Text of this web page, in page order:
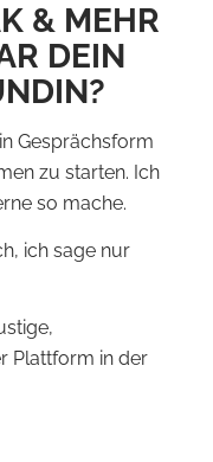
& MEHR
DEIN
Gesprächsform
zu starten. Ich
so mache.
ich sage nur
Plattform in der